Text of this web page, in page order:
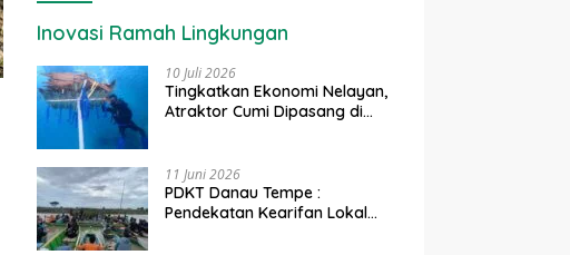
Inovasi Ramah Lingkungan
10 Juli 2026
Tingkatkan Ekonomi Nelayan,
Atraktor Cumi Dipasang di
11 Juni 2026
PDKT Danau Tempe :
Pendekatan Kearifan Lokal